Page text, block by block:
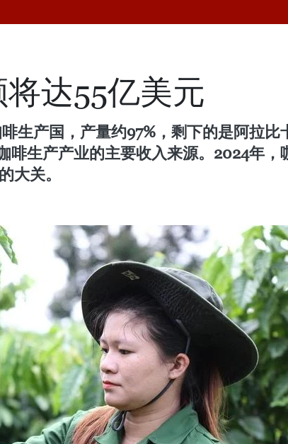
达55亿美元
生产国，产量约97%，剩下的是阿拉
啡生产产业的主要收入来源。2024年
大关。